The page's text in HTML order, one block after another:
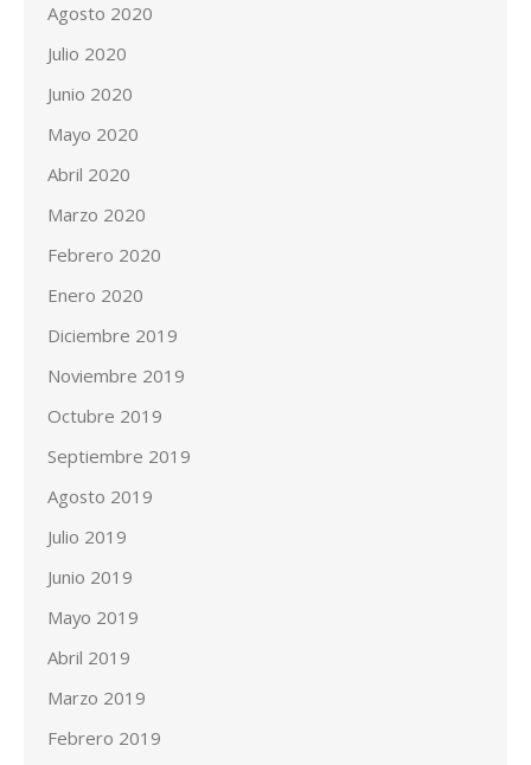
Agosto 2020
Julio 2020
Junio 2020
Mayo 2020
Abril 2020
Marzo 2020
Febrero 2020
Enero 2020
Diciembre 2019
Noviembre 2019
Octubre 2019
Septiembre 2019
Agosto 2019
Julio 2019
Junio 2019
Mayo 2019
Abril 2019
Marzo 2019
Febrero 2019